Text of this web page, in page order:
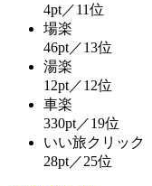
4pt／11位
場楽
46pt／13位
湯楽
12pt／12位
車楽
330pt／19位
いい旅クリック
28pt／25位